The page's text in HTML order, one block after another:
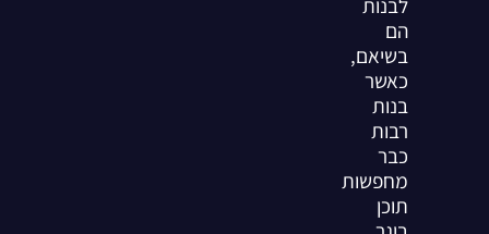
הם
בשיאם,
כאשר
בנות
רבות
כבר
מחפשות
תוכן